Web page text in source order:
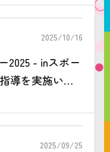
2025/10/16
2025 - inスポー
導を実施いた
2025/09/25